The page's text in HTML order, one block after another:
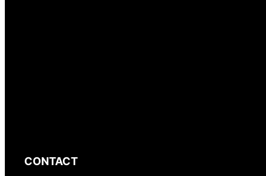
CONTACT